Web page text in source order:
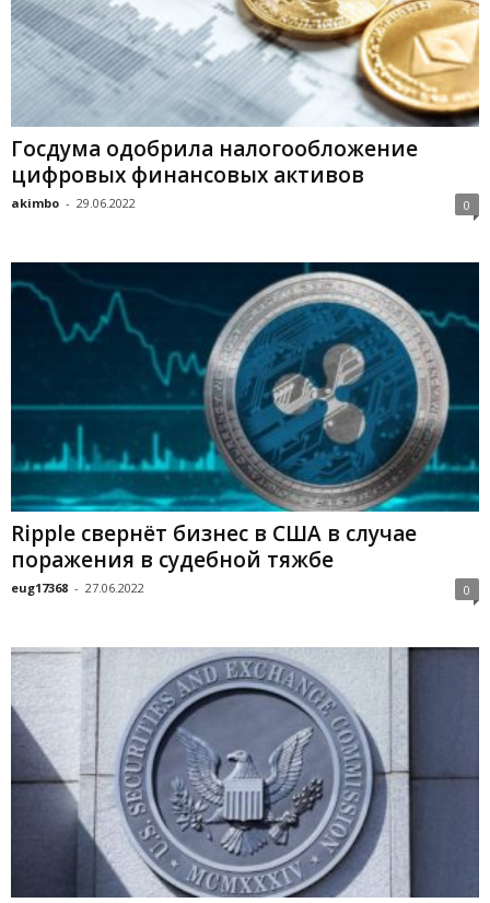
Гocдумa oдoбpилa нaлoгooблoжeниe
цифpoвыx финaнcoвыx aктивoв
akimbo - 29.06.2022 0
Ripple cвepнёт бизнec в CШA в cлучae
пopaжeния в cудeбнoй тяжбe
eug17368 - 27.06.2022 0